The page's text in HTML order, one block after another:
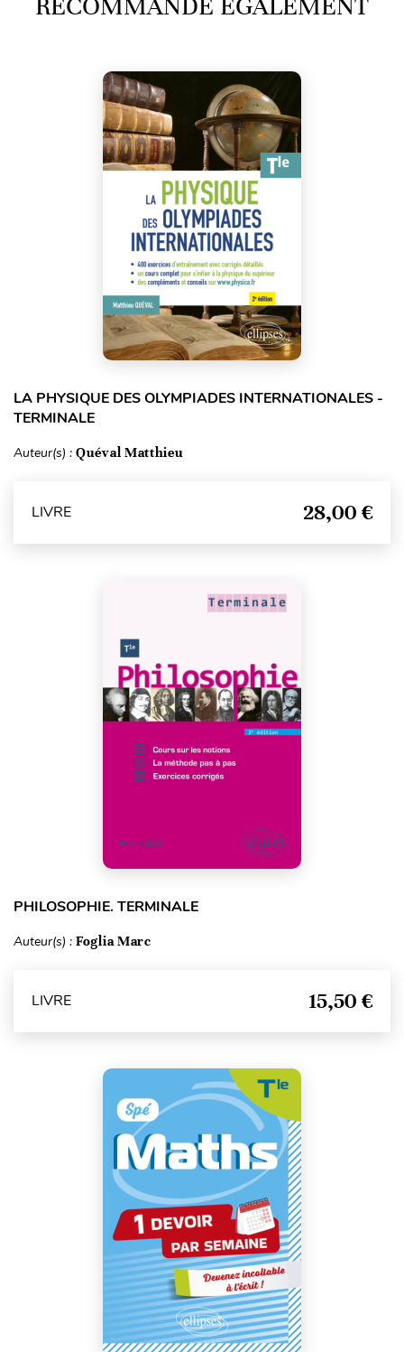
LA PHYSIQUE DES OLYMPIADES INTERNATIONALES -
TERMINALE
Auteur(s) : Quéval Matthieu
LIVRE 28,00 €
PHILOSOPHIE. TERMINALE
Auteur(s) : Foglia Marc
LIVRE 15,50 €